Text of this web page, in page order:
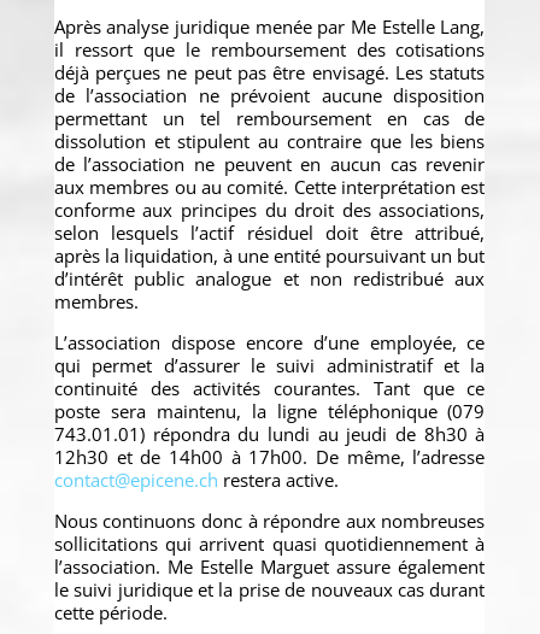
Après analyse juridique menée par Me Estelle Lang,
il ressort que le remboursement des cotisations
déjà perçues ne peut pas être envisagé. Les statuts
de l’association ne prévoient aucune disposition
permettant un tel remboursement en cas de
dissolution et stipulent au contraire que les biens
de l’association ne peuvent en aucun cas revenir
aux membres ou au comité. Cette interprétation est
conforme aux principes du droit des associations,
selon lesquels l’actif résiduel doit être attribué,
après la liquidation, à une entité poursuivant un but
d’intérêt public analogue et non redistribué aux
membres.
L’association dispose encore d’une employée, ce
qui permet d’assurer le suivi administratif et la
continuité des activités courantes. Tant que ce
poste sera maintenu, la ligne téléphonique (079
743.01.01) répondra du lundi au jeudi de 8h30 à
12h30 et de 14h00 à 17h00. De même, l’adresse
contact@epicene.ch restera active.
Nous continuons donc à répondre aux nombreuses
sollicitations qui arrivent quasi quotidiennement à
l’association. Me Estelle Marguet assure également
le suivi juridique et la prise de nouveaux cas durant
cette période.